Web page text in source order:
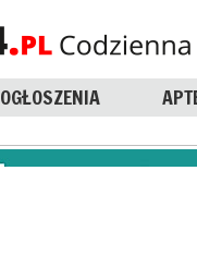
OGŁOSZENIA